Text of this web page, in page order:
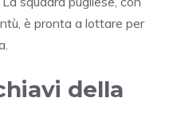
è pronta a lottare per
della